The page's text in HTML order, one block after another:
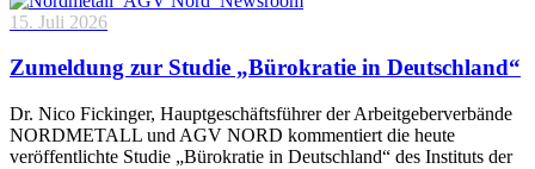
15. Juli 2026
Zumeldung zur Studie „Bürokratie in Deutschland“
Dr. Nico Fickinger, Hauptgeschäftsführer der Arbeitgeberverbände
NORDMETALL und AGV NORD kommentiert die heute
veröffentlichte Studie „Bürokratie in Deutschland“ des Instituts der